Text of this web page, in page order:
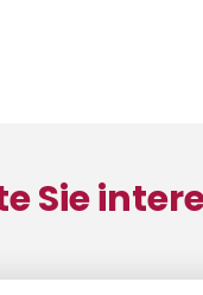
Sie